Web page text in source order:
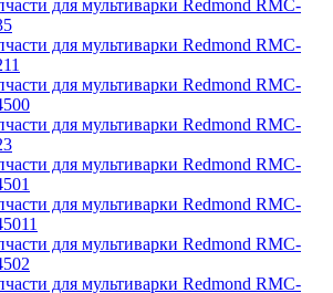
для мультиварки Redmond RMC-
для мультиварки Redmond RMC-
для мультиварки Redmond RMC-
для мультиварки Redmond RMC-
для мультиварки Redmond RMC-
для мультиварки Redmond RMC-
для мультиварки Redmond RMC-
для мультиварки Redmond RMC-